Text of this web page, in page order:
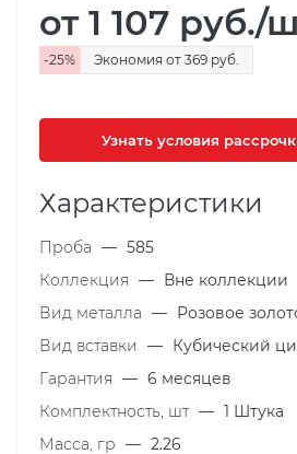
от 1 107 руб./
-25% Экономия от 369 руб.
Узнать условия
Характеристики
Проба — 585
Коллекция — Вне коллекции
Вид металла — Розовое
Вид вставки
— Кубический
Гарантия — 6 месяцев
Комплектность, шт — 1 Штука
Масса, гр — 2.26